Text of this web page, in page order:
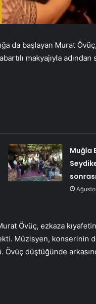
da başlayan Murat
makyajıyla
Muğla
Övüç, ezkaza
Müzisyen, konserinin
düştüğünde